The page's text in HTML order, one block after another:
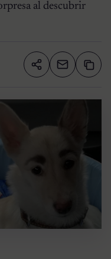
al descubrir
Compartir